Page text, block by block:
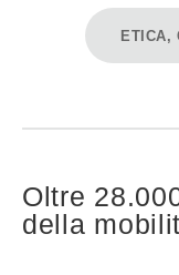
ETICA,
Oltre
della